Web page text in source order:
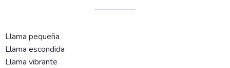
Llama pequeña
Llama escondida
Llama vibrante